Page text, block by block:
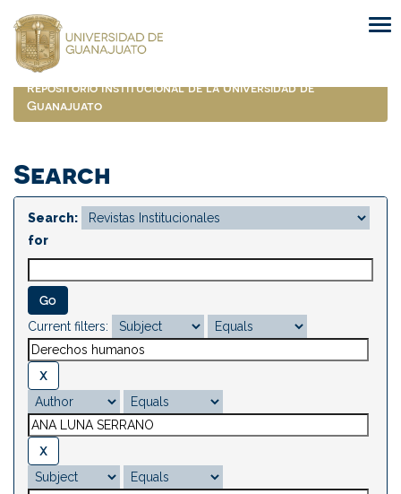
navigation
Repositorio Institucional de la Universidad de
Guanajuato
Search
Search:
for
Current filters: